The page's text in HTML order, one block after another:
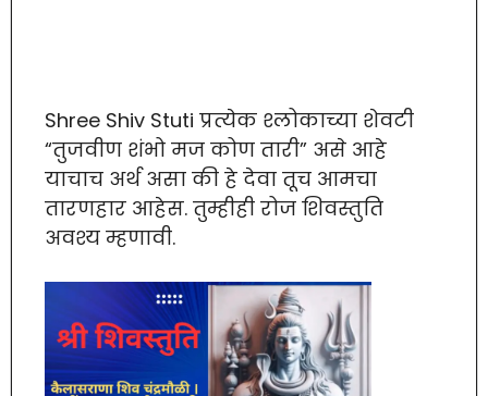
Shree Shiv Stuti प्रत्येक श्लोकाच्या शेवटी
“तुजवीण शंभो मज कोण तारी” असे आहे
याचाच अर्थ असा की हे देवा तूच आमचा
तारणहार आहेस. तुम्हीही रोज शिवस्तुति
अवश्य म्हणावी.